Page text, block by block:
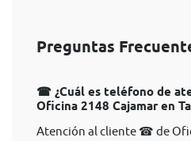
Preguntas
☎ ¿Cuál es teléfono de
Oficina 2148 Cajamar en
Atención al cliente ☎ de